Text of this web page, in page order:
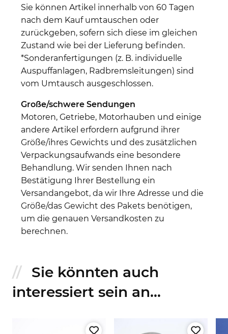
Sie können Artikel innerhalb von 60 Tagen
nach dem Kauf umtauschen oder
zurückgeben, sofern sich diese im gleichen
Zustand wie bei der Lieferung befinden.
*Sonderanfertigungen (z. B. individuelle
Auspuffanlagen, Radbremsleitungen) sind
vom Umtausch ausgeschlossen.
Große/schwere Sendungen
Motoren, Getriebe, Motorhauben und einige
andere Artikel erfordern aufgrund ihrer
Größe/ihres Gewichts und des zusätzlichen
Verpackungsaufwands eine besondere
Behandlung. Wir senden Ihnen nach
Bestätigung Ihrer Bestellung ein
Versandangebot, da wir Ihre Adresse und die
Größe/das Gewicht des Pakets benötigen,
um die genauen Versandkosten zu
berechnen.
Sie könnten auch
interessiert sein an...